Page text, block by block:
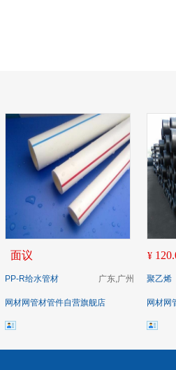
面议
广东,广州
PP-R给水管材
网材网管材管件自营旗舰店
¥
聚乙烯（
网材网